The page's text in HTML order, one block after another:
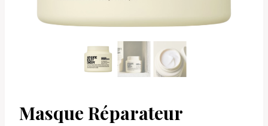
Masque Réparateur